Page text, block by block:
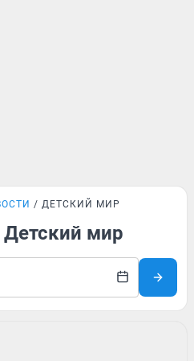
ДЕТСКИЙ МИР
Детский мир